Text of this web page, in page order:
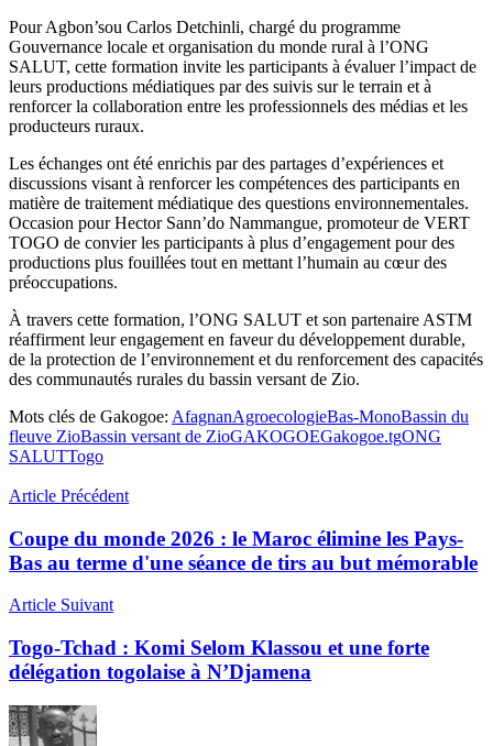
Pour Agbon’sou Carlos Detchinli, chargé du programme
Gouvernance locale et organisation du monde rural à l’ONG
SALUT, cette formation invite les participants à évaluer l’impact de
leurs productions médiatiques par des suivis sur le terrain et à
renforcer la collaboration entre les professionnels des médias et les
producteurs ruraux.
Les échanges ont été enrichis par des partages d’expériences et
discussions visant à renforcer les compétences des participants en
matière de traitement médiatique des questions environnementales.
Occasion pour Hector Sann’do Nammangue, promoteur de VERT
TOGO de convier les participants à plus d’engagement pour des
productions plus fouillées tout en mettant l’humain au cœur des
préoccupations.
À travers cette formation, l’ONG SALUT et son partenaire ASTM
réaffirment leur engagement en faveur du développement durable,
de la protection de l’environnement et du renforcement des capacités
des communautés rurales du bassin versant de Zio.
Mots clés de Gakogoe: AfagnanAgroecologieBas-MonoBassin du
fleuve ZioBassin versant de ZioGAKOGOEGakogoe.tgONG
SALUTTogo
Article Précédent
Coupe du monde 2026 : le Maroc élimine les Pays-
Bas au terme d'une séance de tirs au but mémorable
Article Suivant
Togo-Tchad : Komi Selom Klassou et une forte
délégation togolaise à N’Djamena